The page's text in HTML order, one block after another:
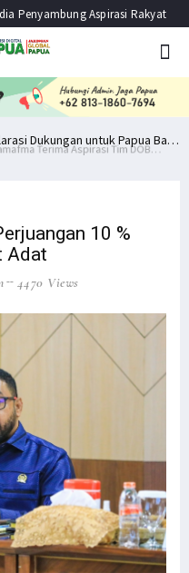
Penyambung Aspirasi Rakyat
Pemuda PNG Deklarasi Dukungan untuk Papua Barat Lawan TNI/Polri
10 %
Adat
4470 Views